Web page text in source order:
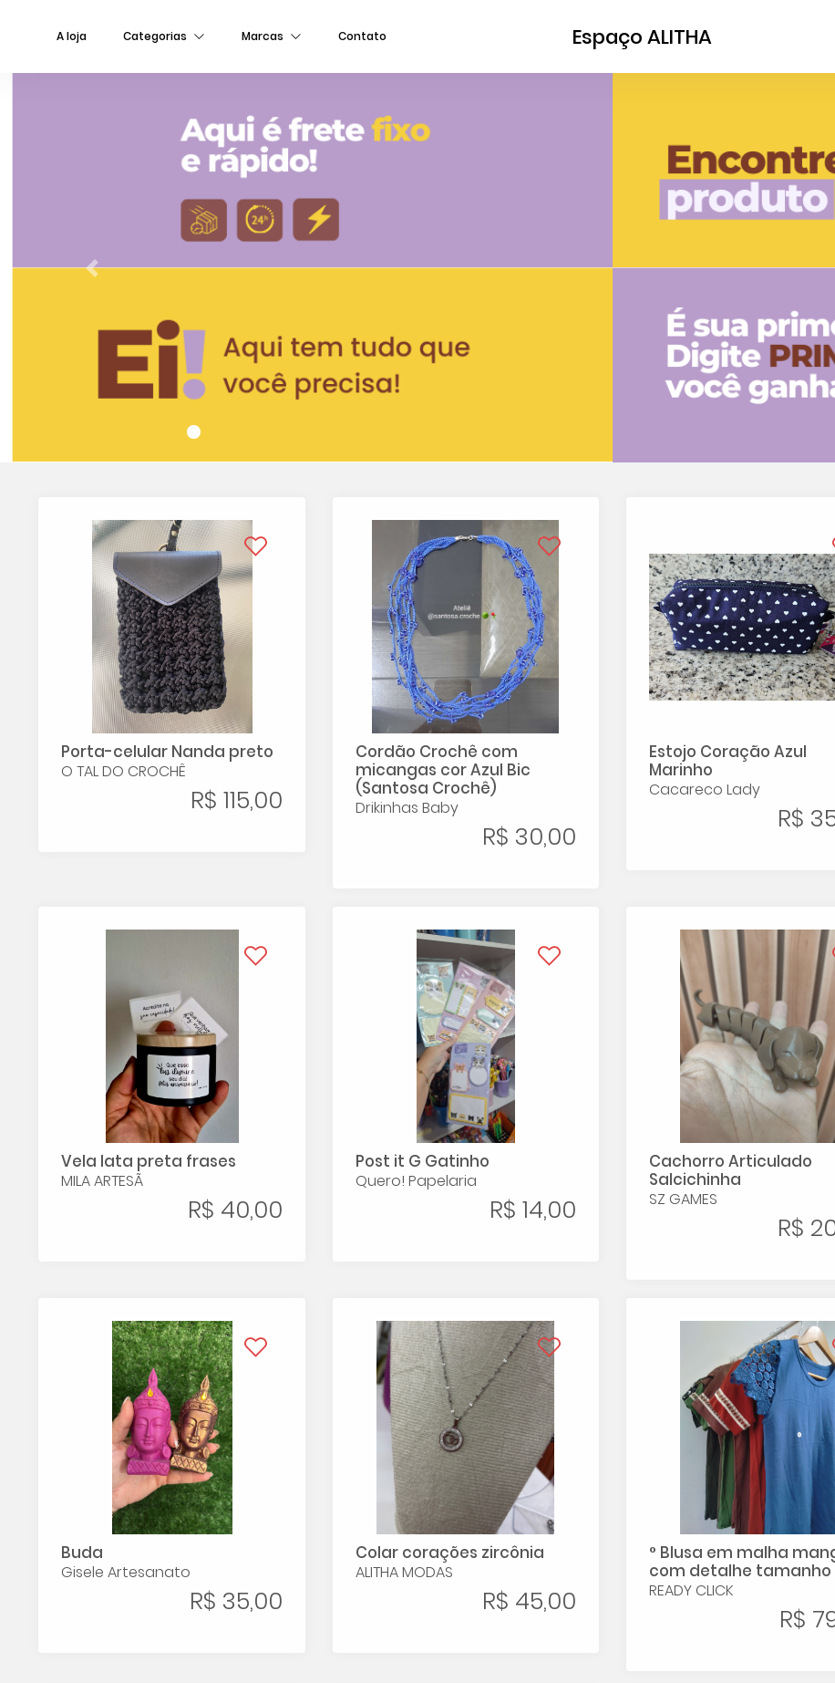
A loja Categorias Marcas Contato Espaço ALITHA
Previous
Porta-celular Nanda preto
O TAL DO CROCHÊ
R$ 115,00
Cordão Crochê com
micangas cor Azul Bic
(Santosa Crochê)
Drikinhas Baby
R$ 30,00
Estojo Coração Azul
Marinho
Cacareco Lady
R$
Vela lata preta frases
MILA ARTESÃ
R$ 40,00
Post it G Gatinho
Quero! Papelaria
R$ 14,00
Cachorro Articulado
Salcichinha
SZ GAMES
R$
Buda
Gisele Artesanato
R$ 35,00
Colar corações zircônia
ALITHA MODAS
R$ 45,00
° Blusa em malha
com detalhe tamanho
READY CLICK
R$